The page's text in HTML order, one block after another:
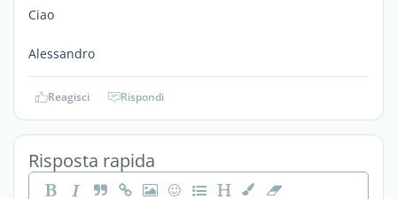
Ciao
Alessandro
Reagisci Rispondi
Risposta rapida